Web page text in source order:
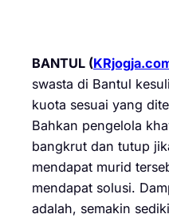
BANTUL (
swasta di Bantul
kuota sesuai yang
Bahkan pengelola
bangkrut dan tutup
mendapat murid
mendapat solusi.
adalah, semakin